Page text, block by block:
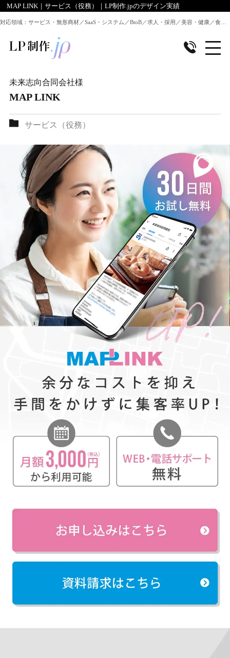
MAP LINK｜サービス（役務）｜LP制作.jpのデザイン実績
未来志向合同会社様
MAP LINK
サービス（役務）